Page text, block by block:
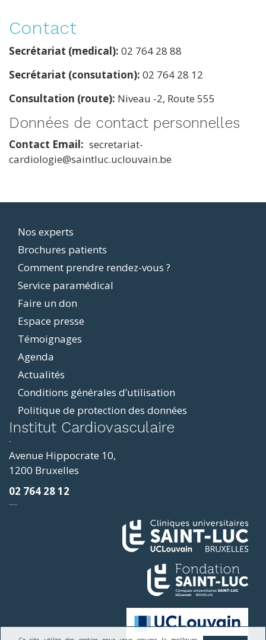
Contact
Secrétariat (medical): 02 764 28 88
Secrétariat (consutation): 02 764 28 12
Consultation (route): Niveau -2, Route 555
Données de contact personnelles
Contact Email
secretariat-
cardiologie@saintluc.uclouvain.be
Footer
menu
Nos experts
Brochures patients
Comment prendre rendez-vous ?
Service paramédical
Faire un don
Espace presse
Témoignages
Agenda
Actualités
Conditions générales d’utilisation
Politique de protection des données
Institut Cardiovasculaire
Avenue Hippocrate 10,
1200 Bruxelles
02 764 28 12